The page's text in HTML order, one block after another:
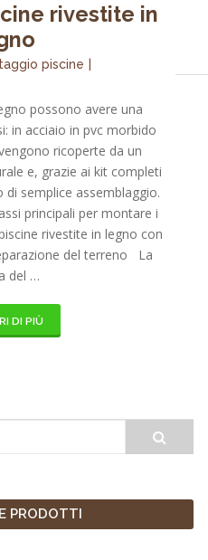
rivestite in
piscine
possono avere una
in acciaio in pvc morbido
ricoperte da un
e, grazie ai kit completi
semplice assemblaggio.
principali per montare i
rivestite in legno con
del terreno La
del …
DI PIÙ
PRODOTTI